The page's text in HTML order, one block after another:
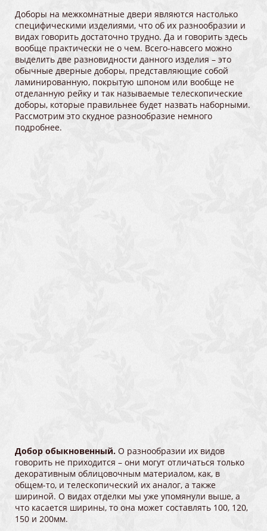
Доборы на межкомнатные двери являются настолько
специфическими изделиями, что об их разнообразии и
видах говорить достаточно трудно. Да и говорить здесь
вообще практически не о чем. Всего-навсего можно
выделить две разновидности данного изделия – это
обычные дверные доборы, представляющие собой
ламинированную, покрытую шпоном или вообще не
отделанную рейку и так называемые телескопические
доборы, которые правильнее будет назвать наборными.
Рассмотрим это скудное разнообразие немного
подробнее.
Добор обыкновенный. О разнообразии их видов
говорить не приходится – они могут отличаться только
декоративным облицовочным материалом, как, в
общем-то, и телескопический их аналог, а также
шириной. О видах отделки мы уже упомянули выше, а
что касается ширины, то она может составлять 100, 120,
150 и 200мм.